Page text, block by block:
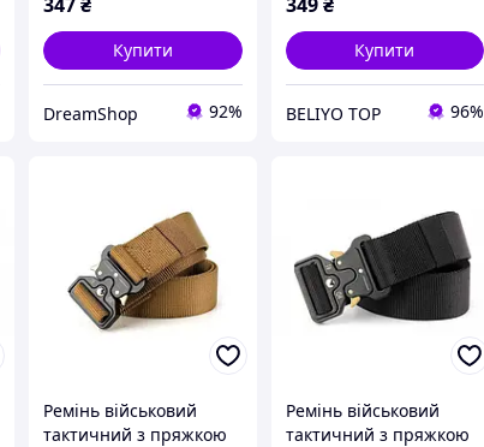
347₴
Купити
DreamShop 92%
349 ₴
Купити
BELIYO TOP 96%
Ремінь військовий
тактичний з пряжкою
Ремінь військовий
тактичний з пряжкою